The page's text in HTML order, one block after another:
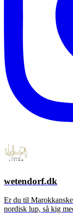
wetendorf.dk
Er du til
nordisk lup, så kig